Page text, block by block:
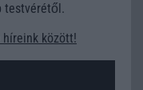
testvérétől.
híreink között!